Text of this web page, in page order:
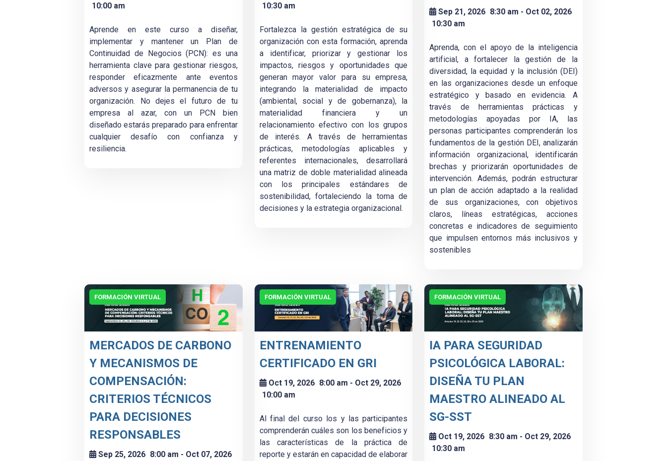
10:00 am
Aprende en este curso a diseñar,
implementar y mantener un Plan de
Continuidad de Negocios (PCN): es una
herramienta clave para gestionar riesgos,
responder eficazmente ante eventos
adversos y asegurar la permanencia de tu
organización. No dejes el futuro de tu
empresa al azar, con un PCN bien
diseñado estarás preparado para enfrentar
cualquier desafío con confianza y
resiliencia.
10:30 am
Fortalezca la gestión estratégica de su
organización con esta formación, aprenda
a identificar, priorizar y gestionar los
impactos, riesgos y oportunidades que
generan mayor valor para su empresa,
integrando la materialidad de impacto
(ambiental, social y de gobernanza), la
materialidad financiera y un
relacionamiento efectivo con los grupos
de interés. A través de herramientas
prácticas, metodologías aplicables y
referentes internacionales, desarrollará
una matriz de doble materialidad alineada
con los principales estándares de
sostenibilidad, fortaleciendo la toma de
decisiones y la estrategia organizacional.
Sep 21, 2026 8:30 am - Oct 02, 2026
10:30 am
Aprenda, con el apoyo de la inteligencia
artificial, a fortalecer la gestión de la
diversidad, la equidad y la inclusión (DEI)
en las organizaciones desde un enfoque
estratégico y basado en evidencia. A
través de herramientas prácticas y
metodologías apoyadas por IA, las
personas participantes comprenderán los
fundamentos de la gestión DEI, analizarán
información organizacional, identificarán
brechas y priorizarán oportunidades de
intervención. Además, podrán estructurar
un plan de acción adaptado a la realidad
de sus organizaciones, con objetivos
claros, líneas estratégicas, acciones
concretas e indicadores de seguimiento
que impulsen entornos más inclusivos y
sostenibles
FORMACIÓN VIRTUAL
MERCADOS DE CARBONO
Y MECANISMOS DE
COMPENSACIÓN:
CRITERIOS TÉCNICOS
PARA DECISIONES
RESPONSABLES
Sep 25, 2026 8:00 am - Oct 07, 2026
FORMACIÓN VIRTUAL
ENTRENAMIENTO
CERTIFICADO EN GRI
Oct 19, 2026 8:00 am - Oct 29, 2026
10:00 am
Al final del curso los y las participantes
comprenderán cuáles son los beneficios y
las características de la práctica de
reporte y estarán en capacidad de elaborar
FORMACIÓN VIRTUAL
IA PARA SEGURIDAD
PSICOLÓGICA LABORAL:
DISEÑA TU PLAN
MAESTRO ALINEADO AL
SG-SST
Oct 19, 2026 8:30 am - Oct 29, 2026
10:30 am